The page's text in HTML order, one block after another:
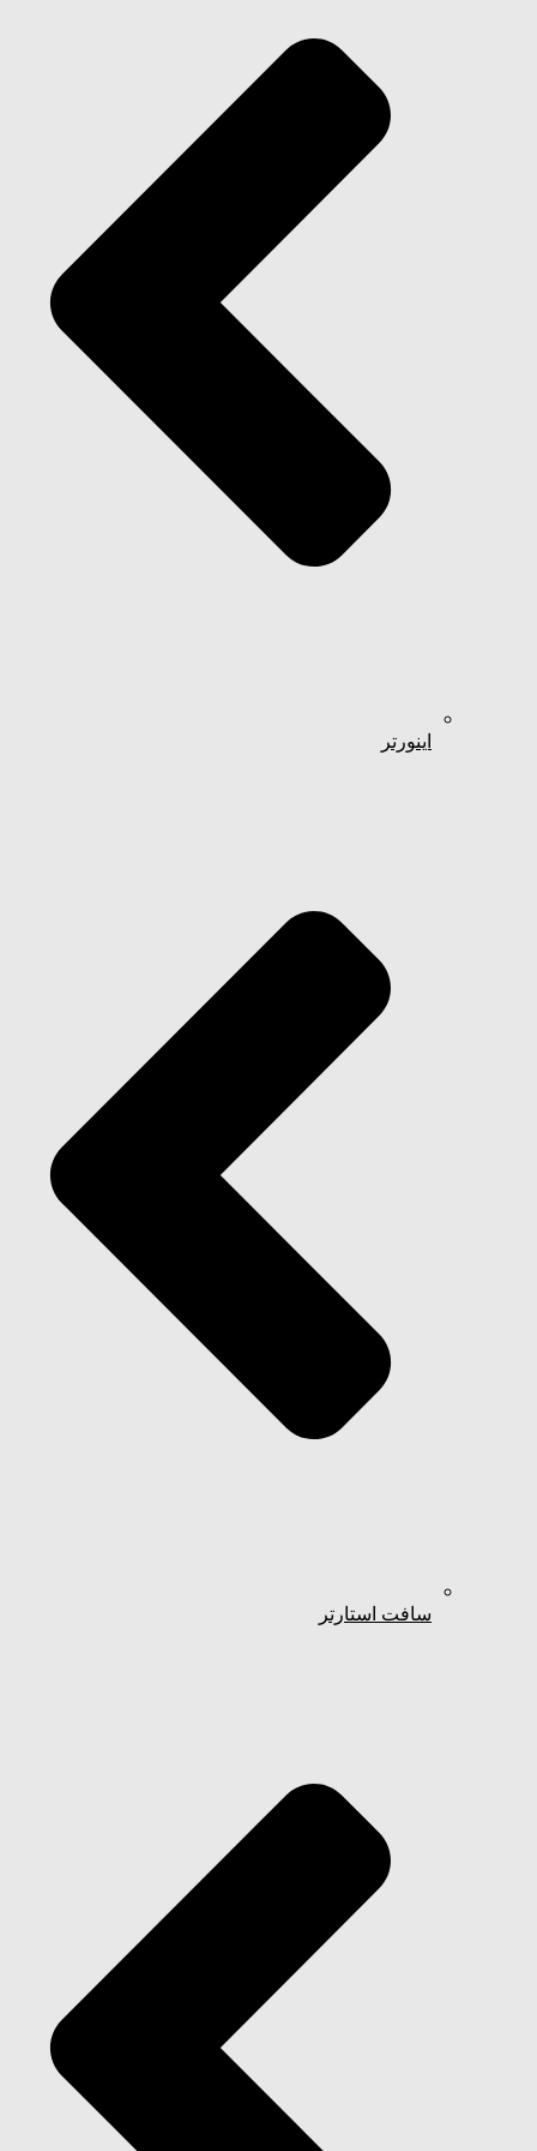
اینورتر
سافت استارتر